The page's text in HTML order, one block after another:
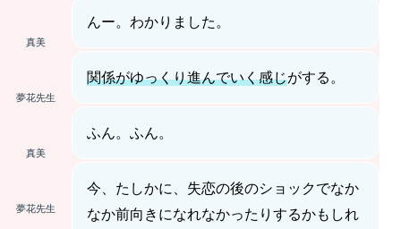
真美
んー。わかりました。
夢花先生
関係がゆっくり進んでいく感じがする。
真美
ふん。ふん。
夢花先生
今、たしかに、失恋の後のショックでなか
なか前向きになれなかったりするかもしれ